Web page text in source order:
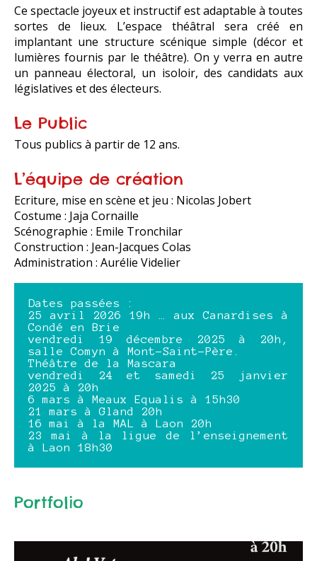
Ce spectacle joyeux et instructif est adaptable à toutes
sortes de lieux. L’espace théâtral sera créé en
implantant une structure scénique simple (décor et
lumières fournis par le théâtre). On y verra en autre
un panneau électoral, un isoloir, des candidats aux
législatives et des électeurs.
Le Public
Tous publics à partir de 12 ans.
L’équipe de création
Ecriture, mise en scène et jeu : Nicolas Jobert
Costume : Jaja Cornaille
Scénographie : Emile Tronchilar
Construction : Jean-Jacques Colas
Administration : Aurélie Videlier
Dates passées :
25 avril 2026 19h … aux Canardises à
Condé en Brie
vendredi 19 décembre 2025 à 20h,
salle Comyn à Mont-Saint-Père.
Théâtre de la Mascara
vendredi 24 et samedi 25 janvier
2025 à 20h
6 mars à Meaux Equalis à 15h30
21 mars à Gland 20h
16 mai à la MAL à Laon 20h
23 mai à la ligue de l’enseignement
à Laon 18h30
Portfolio